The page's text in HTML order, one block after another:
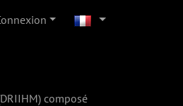
DRIIHM) composé